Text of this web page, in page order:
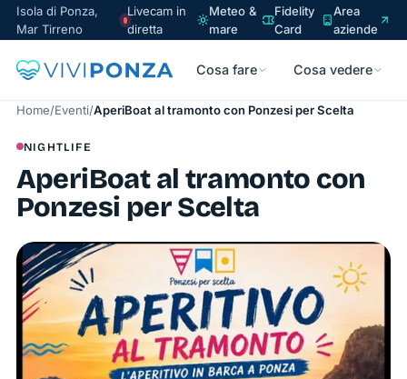
Isola di Ponza,
Mar Tirreno
Livecam in
diretta
Meteo &
mare
Fidelity
Card
Area
aziende
Cosa fare Cosa vedere
Home/Eventi/AperiBoat al tramonto con Ponzesi per Scelta
NIGHTLIFE
AperiBoat al tramonto con
Ponzesi per Scelta